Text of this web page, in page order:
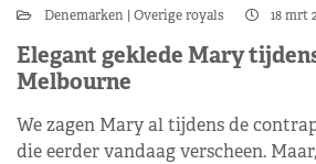
Denemarken Overige royals 18 mrt
Elegant geklede Mary
Melbourne
We zagen Mary al tijdens de
die eerder vandaag verscheen.